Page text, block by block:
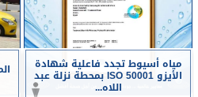
مياه أسيوط تجدد فاعلية شهادة
الأيزو ISO 50001 بمحطة نزلة عبد
اللاه...